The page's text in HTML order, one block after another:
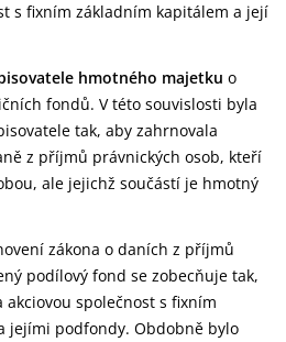
s fixním základním kapitálem a její
hmotného majetku o
fondů. V této souvislosti byla
tak, aby zahrnovala
z příjmů právnických osob, kteří
ale jejichž součástí je hmotný
zákona o daních z příjmů
podílový fond se zobecňuje tak,
akciovou společnost s fixním
jejími podfondy. Obdobně bylo